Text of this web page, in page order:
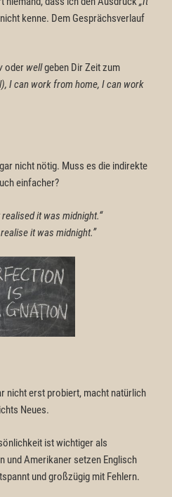
kenne. Dem Gesprächsverlauf
oder wellgeben Dir Zeit zum
I can work from home, I can work
nicht nötig. Muss es die indirekte
einfacher?
realised it was midnight.“
realise it was midnight.”
nicht erst probiert, macht natürlich
Neues.
ist wichtiger als
und Amerikaner setzen Englisch
und großzügig mit Fehlern.